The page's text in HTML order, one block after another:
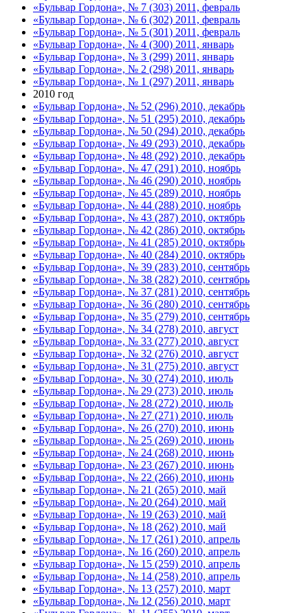
«Бульвар Гордона», № 7 (303) 2011, февраль
«Бульвар Гордона», № 6 (302) 2011, февраль
«Бульвар Гордона», № 5 (301) 2011, февраль
«Бульвар Гордона», № 4 (300) 2011, январь
«Бульвар Гордона», № 3 (299) 2011, январь
«Бульвар Гордона», № 2 (298) 2011, январь
«Бульвар Гордона», № 1 (297) 2011, январь
2010 год
«Бульвар Гордона», № 52 (296) 2010, декабрь
«Бульвар Гордона», № 51 (295) 2010, декабрь
«Бульвар Гордона», № 50 (294) 2010, декабрь
«Бульвар Гордона», № 49 (293) 2010, декабрь
«Бульвар Гордона», № 48 (292) 2010, декабрь
«Бульвар Гордона», № 47 (291) 2010, ноябрь
«Бульвар Гордона», № 46 (290) 2010, ноябрь
«Бульвар Гордона», № 45 (289) 2010, ноябрь
«Бульвар Гордона», № 44 (288) 2010, ноябрь
«Бульвар Гордона», № 43 (287) 2010, октябрь
«Бульвар Гордона», № 42 (286) 2010, октябрь
«Бульвар Гордона», № 41 (285) 2010, октябрь
«Бульвар Гордона», № 40 (284) 2010, октябрь
«Бульвар Гордона», № 39 (283) 2010, сентябрь
«Бульвар Гордона», № 38 (282) 2010, сентябрь
«Бульвар Гордона», № 37 (281) 2010, сентябрь
«Бульвар Гордона», № 36 (280) 2010, сентябрь
«Бульвар Гордона», № 35 (279) 2010, сентябрь
«Бульвар Гордона», № 34 (278) 2010, август
«Бульвар Гордона», № 33 (277) 2010, август
«Бульвар Гордона», № 32 (276) 2010, август
«Бульвар Гордона», № 31 (275) 2010, август
«Бульвар Гордона», № 30 (274) 2010, июль
«Бульвар Гордона», № 29 (273) 2010, июль
«Бульвар Гордона», № 28 (272) 2010, июль
«Бульвар Гордона», № 27 (271) 2010, июль
«Бульвар Гордона», № 26 (270) 2010, июнь
«Бульвар Гордона», № 25 (269) 2010, июнь
«Бульвар Гордона», № 24 (268) 2010, июнь
«Бульвар Гордона», № 23 (267) 2010, июнь
«Бульвар Гордона», № 22 (266) 2010, июнь
«Бульвар Гордона», № 21 (265) 2010, май
«Бульвар Гордона», № 20 (264) 2010, май
«Бульвар Гордона», № 19 (263) 2010, май
«Бульвар Гордона», № 18 (262) 2010, май
«Бульвар Гордона», № 17 (261) 2010, апрель
«Бульвар Гордона», № 16 (260) 2010, апрель
«Бульвар Гордона», № 15 (259) 2010, апрель
«Бульвар Гордона», № 14 (258) 2010, апрель
«Бульвар Гордона», № 13 (257) 2010, март
«Бульвар Гордона», № 12 (256) 2010, март